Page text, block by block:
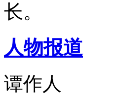
长。
人物报道
谭作人